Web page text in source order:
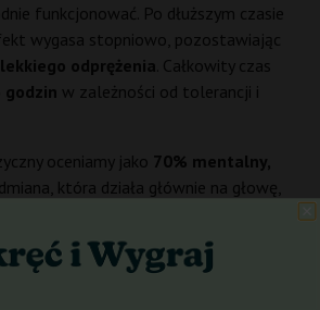
funkcjonować. Po dłuższym czasie
wygasa stopniowo, pozostawiając
odprężenia . Całkowity czas
godzin w zależności od tolerancji i
oceniamy jako 70% mentalny,
która działa głównie na głowę,
– idealna na dzień, a
– nastraja do aktywności, rozmów i